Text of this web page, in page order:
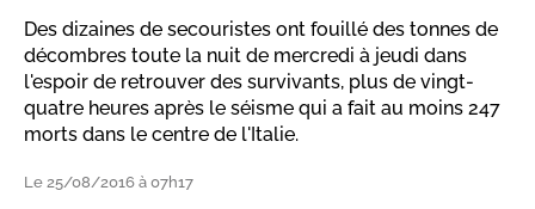
Des dizaines de secouristes ont fouillé des tonnes de
décombres toute la nuit de mercredi à jeudi dans
l'espoir de retrouver des survivants, plus de vingt-
quatre heures après le séisme qui a fait au moins 247
morts dans le centre de l'Italie.
Le 25/08/2016 à 07h17